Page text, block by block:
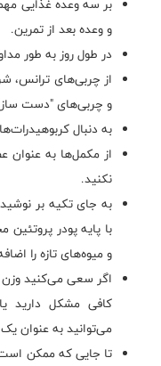
بر سه وعده غذایی
و وعده بعد از تمرین.
در طول روز به طور
از چربی‌های ترانس،
و چربی‌های "دست
به دنبال
از مکمل‌ها به عنوان
نکنید.
به جای تکیه بر
با پایه پودر
و میوه‌های تازه را
اگر سعی می‌کنید وزن
کافی مشکل دارید
می‌توانید به عنوان
تا جایی که ممکن